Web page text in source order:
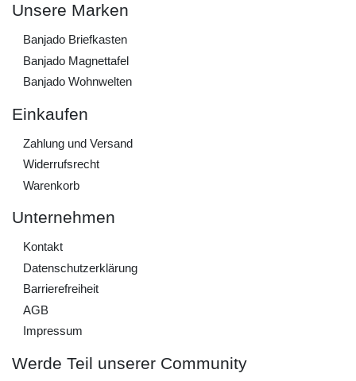
Unsere Marken
Banjado Briefkasten
Banjado Magnettafel
Banjado Wohnwelten
Einkaufen
Zahlung und Versand
Widerrufs­recht
Warenkorb
Unternehmen
Kontakt
Daten­schutz­erklärung
Barrierefreiheit
AGB
Impressum
Werde Teil unserer Community